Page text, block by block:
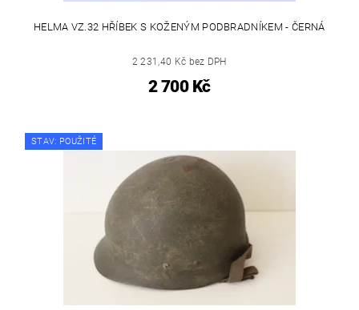
HELMA VZ.32 HŘÍBEK S KOŽENÝM PODBRADNÍKEM - ČERNÁ
2 231,40 Kč bez DPH
2 700 Kč
STAV: POUŽITÉ